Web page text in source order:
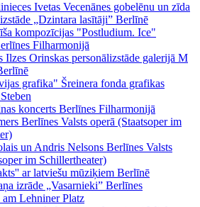
Ivetas Vecenānes gobelēnu un zīda
„Dzintara lasītāji” Berlīnē
kompozīcijas "Postludium. Ice"
Filharmonijā
Ilzes Orinskas personālizstāde galerijā M
grafika" Šreinera fonda grafikas
koncerts Berlīnes Filharmonijā
Berlīnes Valsts operā (Staatsoper im
un Andris Nelsons Berlīnes Valsts
im Schillertheater)
ar latviešu mūziķiem Berlīnē
izrāde „Vasarnieki” Berlīnes
am Lehniner Platz